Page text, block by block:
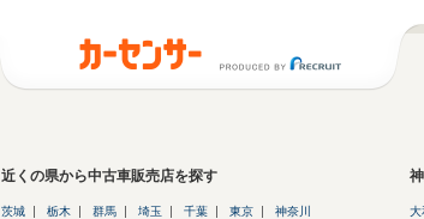
近くの県から中古車販売店を探す
茨城 栃木 群馬 埼玉 千葉 東京 神奈川 大